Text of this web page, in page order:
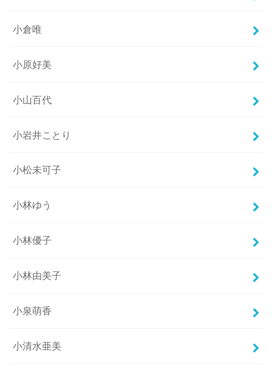
小倉唯
小原好美
小山百代
小岩井ことり
小松未可子
小林ゆう
小林優子
小林由美子
小泉萌香
小清水亜美